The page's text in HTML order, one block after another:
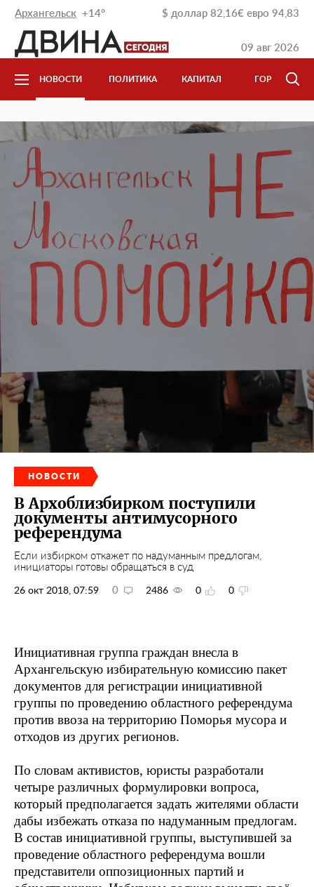
09 авг 2026
$ доллар 82,16€ евро 94,83
Архангельск +14°
НОВОСТИ ПОЛИТИКА КАПИТАЛ ГОРОД
НОВОСТИ
В Архоблизбирком поступили
документы антимусорного
референдума
Если избирком откажет по надуманным предлогам,
инициаторы готовы обращаться в суд
26 окт 2018, 07:59 0 2486 0 0
Инициативная группа граждан внесла в
Архангельскую избирательную комиссию пакет
документов для регистрации инициативной
группы по проведению областного референдума
против ввоза на территорию Поморья мусора и
отходов из других регионов.
По словам активистов, юристы разработали
четыре различных формулировки вопроса,
который предполагается задать жителями области
дабы избежать отказа по надуманным предлогам.
В состав инициативной группы, выступившей за
проведение областного референдума вошли
представители оппозиционных партий и